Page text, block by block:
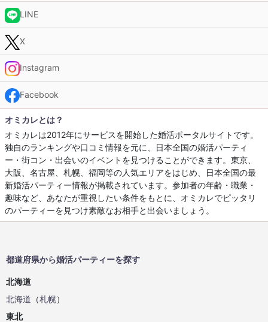
LINE
X
Instagram
Facebook
オミカレとは？
オミカレは2012年にサービスを開始した婚活ポータルサイトです。
独自のランキングや口コミ情報を元に、日本全国の婚活パーティ
ー・街コン・出会いのイベントを見つけることができます。東京、
大阪、名古屋、札幌、福岡等の人気エリアをはじめ、日本全国の最
新婚活パーティー情報が掲載されています。参加者の年齢・職業・
趣味など、あなたが重視したい条件をもとに、オミカレでピッタリ
のパーティーを見つけ素敵なお相手と出会いましょう。
都道府県から婚活パーティーを探す
北海道
北海道 （札幌）
東北